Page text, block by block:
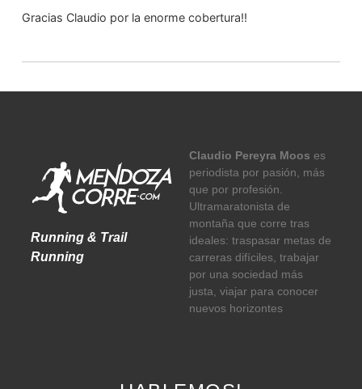
Gracias Claudio por la enorme cobertura!!
Running & Trail
Running
Claudio Pereyra Moos es
periodista por pasión, más
que por profesión.
Ultramaratonista de
montaña que corre tras
ideales: traspasar metas de
carreras difíciles, trabajar
por una sociedad más
justa, viajar para conocer
nuevos horizontes